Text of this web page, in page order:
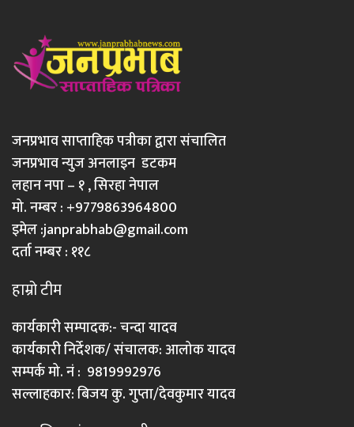
जनप्रभाव साप्ताहिक पत्रीका द्वारा संचालित
जनप्रभाव न्युज अनलाइन डटकम
लहान नपा – १ , सिरहा नेपाल
मो. नम्बर : +9779863964800
इमेल :janprabhab@gmail.com
दर्ता नम्बर : ११८
हाम्रो टीम
कार्यकारी सम्पादक:- चन्दा यादव
कार्यकारी निर्देशक/ संचालक: आलोक यादव
सम्पर्क मो. नं : 9819992976
सल्लाहकार: बिजय कु. गुप्ता/देवकुमार यादव